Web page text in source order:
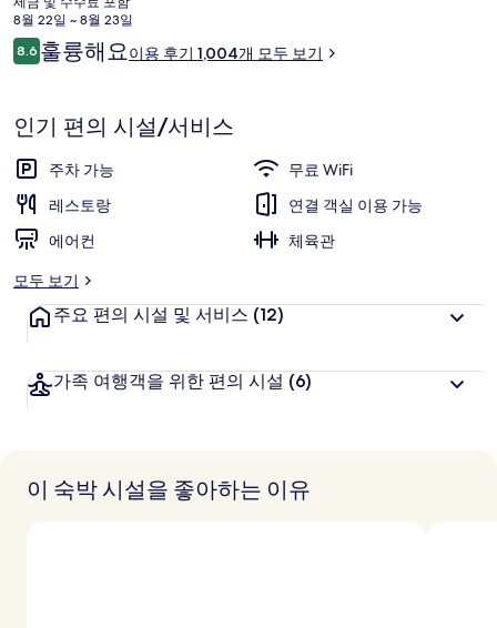
어
포
의
사
진
갤
러
격
은
₩276,985
8월 22일 ~ 8월 23일
이
용
기
8.610점 만점 중 8.6점.
훌륭해요이용 후기 1,004개 모두 보기
인기 편의 시설/서비스
주차 가능
무료 WiFi
레스토랑
연결 객실 이용 가능
에어컨
체육관
모두 보기
주요 편의 시설 및 서비스 (12)
가족 여행객을 위한 편의 시설 (6)
이 숙박 시설을 좋아하는 이유